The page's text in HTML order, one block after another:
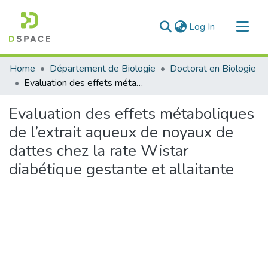
Log In (current)
Communities & Collections
All of DSpace
Home Département de Biologie
Doctorat en Biologie
Evaluation des effets métaboliques de l’extrait aqueux de noyaux de dattes chez la rate Wistar diabétique gestante et allaitante
Evaluation des effets métaboliques
de l’extrait aqueux de noyaux de
dattes chez la rate Wistar
diabétique gestante et allaitante